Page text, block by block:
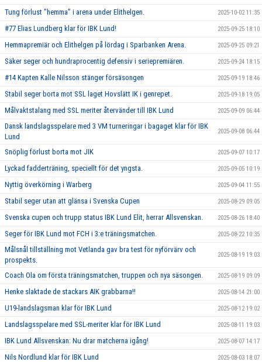
Tung förlust ’’hemma’’ i arena under Elithelgen. 2025-10-02 11:35
#77 Elias Lundberg klar för IBK Lund! 2025-09-25 18:10
Hemmapremiär och Elithelgen på lördag i Sparbanken Arena. 2025-09-25 09:21
Säker seger och hundraprocentig defensiv i seriepremiären. 2025-09-24 18:15
#14 Kapten Kalle Nilsson stänger försäsongen 2025-09-19 18:46
Stabil seger borta mot SSL laget Hovslätt IK i genrepet. 2025-09-18 19:05
Målvaktstalang med SSL meriter återvänder till IBK Lund 2025-09-09 06:44
Dansk landslagsspelare med 3 VM turneringar i bagaget klar för IBK
Lund
2025-09-08 06:44
Snöplig förlust borta mot JIK 2025-09-07 10:17
Lyckad fadderträning, speciellt för det yngsta. 2025-09-05 10:19
Nyttig överkörning i Warberg 2025-09-04 11:55
Stabil seger utan att glänsa i Svenska Cupen 2025-08-29 09:05
Svenska cupen och trupp status IBK Lund Elit, herrar Allsvenskan. 2025-08-26 18:40
Seger för IBK Lund mot FCH i 3:e träningsmatchen. 2025-08-22 10:35
Målsnål tillställning mot Vetlanda gav bra test för nyförvärv och
prospekts.
2025-08-19 19:03
Coach Ola om första träningsmatchen, truppen och nya säsongen. 2025-08-19 09:09
Henke slaktade de stackars AIK grabbarna!! 2025-08-14 21:00
U19-landslagsman klar för IBK Lund 2025-08-12 19:02
Landslagsspelare med SSL-meriter klar för IBK Lund 2025-08-11 19:03
IBK Lund Allsvenskan: Nu drar matcherna igång! 2025-08-07 14:17
Nils Nordlund klar för IBK Lund 2025-08-03 18:07